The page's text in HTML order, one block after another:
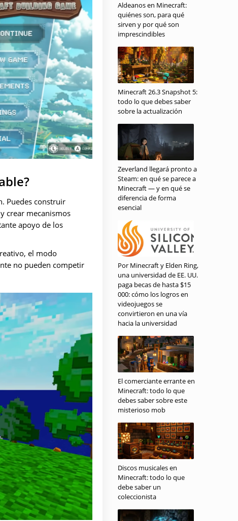
Puedes construir
crear mecanismos
apoyo de los
el modo
no pueden competir
Aldeanos en Minecraft:
quiénes son, para qué
sirven y por qué son
imprescindibles
Minecraft 26.3 Snapshot 5:
todo lo que debes saber
sobre la actualización
Zeverland llegará pronto a
Steam: en qué se parece a
Minecraft — y en qué se
diferencia de forma
esencial
Por Minecraft y Elden Ring,
una universidad de EE. UU.
paga becas de hasta $15
000: cómo los logros en
videojuegos se
convirtieron en una vía
hacia la universidad
El comerciante errante en
Minecraft: todo lo que
debes saber sobre este
misterioso mob
Discos musicales en
Minecraft: todo lo que
debe saber un
coleccionista